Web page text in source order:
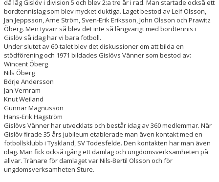
då låg Gislöv i division 5 och blev 2:a tre år i rad. Man startade också ett
bordtennislag som blev mycket duktiga. Laget bestod av Leif Olsson,
Jan Jeppsson, Arne Ström, Sven-Erik Eriksson, John Olsson och Prawitz
Öberg. Men tyvärr så blev det inte så långvarigt med bordtennis i
Gislöv så idag har vi bara fotboll.
Under slutet av 60-talet blev det diskussioner om att bilda en
stödförening och 1971 bildades Gislövs Vänner som bestod av:
Wincent Öberg
Nils Öberg
Börje Andersson
Jan Vernram
Knut Weiland
Gunnar Magnusson
Hans-Erik Hagström
Gislövs Vänner har utvecklats och består idag av 360 medlemmar. När
Gislöv firade 35 års jubileum etablerade man även kontakt med en
fotbollsklubb i Tyskland, SV Todesfelde. Den kontakten har man även
idag. Man fick också igång ett damlag och ungdomsverksamheten på
allvar. Tränare för damlaget var Nils-Bertil Olsson och för
ungdomsverksamheten Sture.